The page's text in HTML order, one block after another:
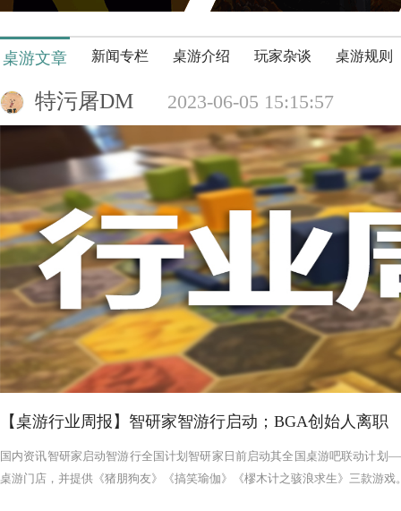
桌游文章 新闻专栏 桌游介绍 玩家杂谈 桌游规则
特污屠DM 2023-06-05 15:15:57
【桌游行业周报】智研家智游行启动；BGA创始人离职
国内资讯智研家启动智游行全国计划智研家日前启动其全国桌游吧联动计
桌游门店，并提供《猪朋狗友》《搞笑瑜伽》《樛木计之骇浪求生》三款游戏